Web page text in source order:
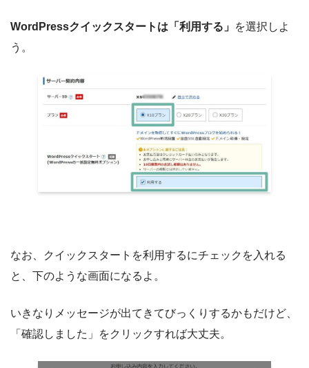
WordPressクイックスタートは「利用する」 を選択しよ
う。
なお、クイックスタートを利用するにチェックを入れる
と、下のような画面になるよ。
いきなりメッセージが出てきてびっくりするかもだけど、
「確認しました」をクリックすれば大丈夫。